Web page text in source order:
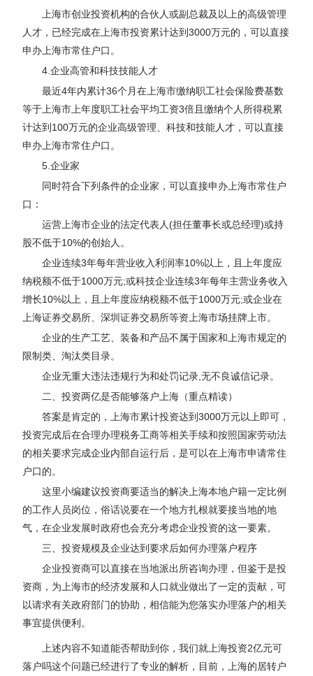
上海市创业投资机构的合伙人或副总裁及以上的高级管理
人才，已经完成在上海市投资累计达到3000万元的，可以直接
申办上海市常住户口。
4.企业高管和科技技能人才
最近4年内累计36个月在上海市缴纳职工社会保险费基数
等于上海市上年度职工社会平均工资3倍且缴纳个人所得税累
计达到100万元的企业高级管理、科技和技能人才，可以直接
申办上海市常住户口。
5.企业家
同时符合下列条件的企业家，可以直接申办上海市常住户
口：
运营上海市企业的法定代表人(担任董事长或总经理)或持
股不低于10%的创始人。
企业连续3年每年营业收入利润率10%以上，且上年度应
纳税额不低于1000万元;或科技企业连续3年每年主营业务收入
增长10%以上，且上年度应纳税额不低于1000万元;或企业在
上海证券交易所、深圳证券交易所等资上海市场挂牌上市。
企业的生产工艺、装备和产品不属于国家和上海市规定的
限制类、淘汰类目录。
企业无重大违法违规行为和处罚记录,无不良诚信记录。
二、投资两亿是否能够落户上海（重点精读）
答案是肯定的，上海市累计投资达到3000万元以上即可，
投资完成后在合理办理税务工商等相关手续和按照国家劳动法
的相关要求完成企业内部自运行后，是可以在上海市申请常住
户口的。
这里小编建议投资商要适当的解决上海本地户籍一定比例
的工作人员岗位，俗话说要在一个地方扎根就要接当地的地
气，在企业发展时政府也会充分考虑企业投资的这一要素。
三、投资规模及企业达到要求后如何办理落户程序
企业投资商可以直接在当地派出所咨询办理，但鉴于是投
资商，为上海市的经济发展和人口就业做出了一定的贡献，可
以请求有关政府部门的协助，相信能为您落实办理落户的相关
事宜提供便利。
上述内容不知道能否帮助到你，我们就上海投资2亿元可
落户吗这个问题已经进行了专业的解析，目前，上海的居转户